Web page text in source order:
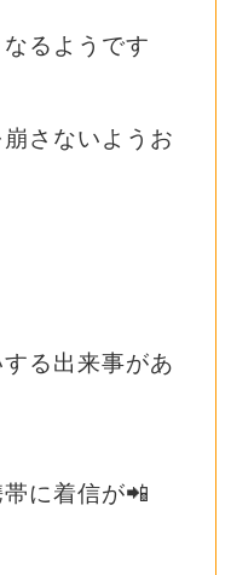
るようです
さないようお
る出来事があ
に着信が📲